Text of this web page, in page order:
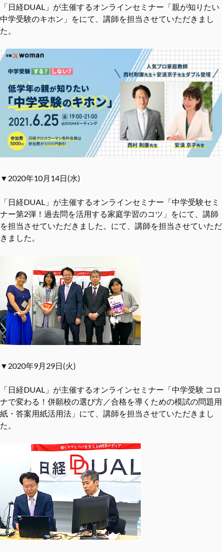
「日経DUAL」が主催するオンラインセミナー「親が知りたい
中学受験のキホン」をにて、講師を担当させていただきまし
た。
▼2020年10月14日(水)
「日経DUAL」が主催するオンラインセミナー「中学受験セミ
ナー第2弾！過去問を活⽤する家庭学習のコツ」をにて、講師
を担当させていただきました。にて、講師を担当させていただ
きました。
▼2020年9月29日(火)
「日経DUAL」が主催するオンラインセミナー「中学受験 コロ
ナで変わる！併願校の選び⽅／合格を導くための模試の問題⽤
紙・答案⽤紙活⽤法」にて、講師を担当させていただきまし
た。